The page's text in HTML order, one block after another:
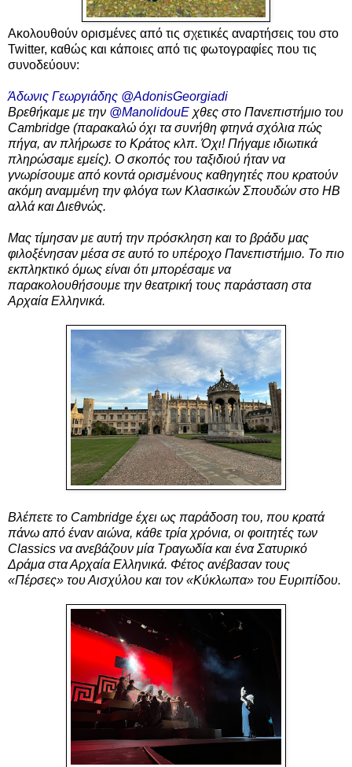
Ακολουθούν ορισμένες από τις σχετικές αναρτήσεις του στο
Twitter, καθώς και κάποιες από τις φωτογραφίες που τις
συνοδεύουν:
Άδωνις Γεωργιάδης @AdonisGeorgiadi
Βρεθήκαμε με την @ManolidouE χθες στο Πανεπιστήμιο του
Cambridge (παρακαλώ όχι τα συνήθη φτηνά σχόλια πώς
πήγα, αν πλήρωσε το Κράτος κλπ. Όχι! Πήγαμε ιδιωτικά
πληρώσαμε εμείς). Ο σκοπός του ταξιδιού ήταν να
γνωρίσουμε από κοντά ορισμένους καθηγητές που κρατούν
ακόμη αναμμένη την φλόγα των Κλασικών Σπουδών στο ΗΒ
αλλά και Διεθνώς.
Μας τίμησαν με αυτή την πρόσκληση και το βράδυ μας
φιλοξένησαν μέσα σε αυτό το υπέροχο Πανεπιστήμιο. Το πιο
εκπληκτικό όμως είναι ότι μπορέσαμε να
παρακολουθήσουμε την θεατρική τους παράσταση στα
Αρχαία Ελληνικά.
Βλέπετε το Cambridge έχει ως παράδοση του, που κρατά
πάνω από έναν αιώνα, κάθε τρία χρόνια, οι φοιτητές των
Classics να ανεβάζουν μία Τραγωδία και ένα Σατυρικό
Δράμα στα Αρχαία Ελληνικά. Φέτος ανέβασαν τους
«Πέρσες» του Αισχύλου και τον «Κύκλωπα» του Ευριπίδου.